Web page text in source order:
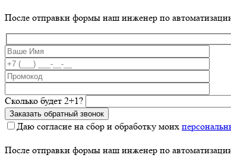
После отправки формы наш инженер по
Сколько будет 2+1?
Даю согласие на сбор и обработку моих
После отправки формы наш инженер по